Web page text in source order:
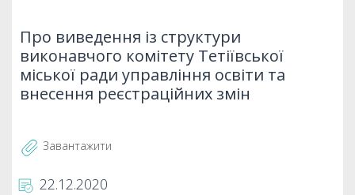
Про виведення із структури
виконавчого комітету Тетіївської
міської ради управління освіти та
внесення реєстраційних змін
Завантажити
22.12.2020